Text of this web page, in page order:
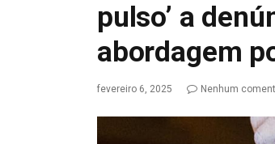
pulso’ a
abordagem
fevereiro 6, 2025 Nenhum